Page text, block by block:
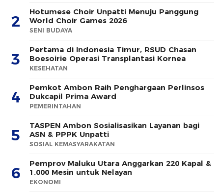
2
Hotumese Choir Unpatti Menuju Panggung
World Choir Games 2026
SENI BUDAYA
3
Pertama di Indonesia Timur, RSUD Chasan
Boesoirie Operasi Transplantasi Kornea
KESEHATAN
4
Pemkot Ambon Raih Penghargaan Perlinsos
Dukcapil Prima Award
PEMERINTAHAN
5
TASPEN Ambon Sosialisasikan Layanan bagi
ASN & PPPK Unpatti
SOSIAL KEMASYARAKATAN
6
Pemprov Maluku Utara Anggarkan 220 Kapal &
1.000 Mesin untuk Nelayan
EKONOMI